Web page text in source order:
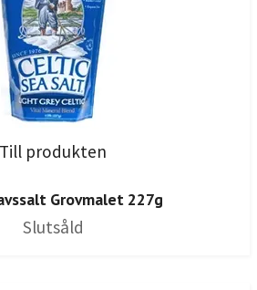
Till produkten
Grovmalet 227g
Slutsåld